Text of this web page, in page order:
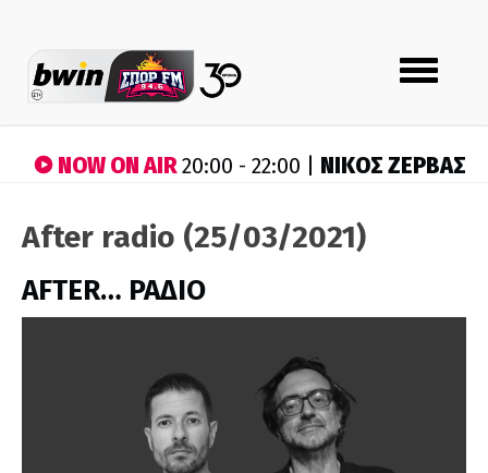
Toggle
navigation
NOW ON AIR20:00 - 22:00 | ΝΙΚΟΣ ΖΕΡΒΑΣ
After radio (25/03/2021)
AFTER… ΡΑΔΙΟ